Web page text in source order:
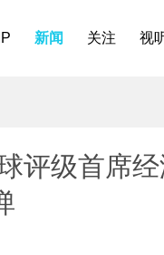
新闻 关注 视
评级首席